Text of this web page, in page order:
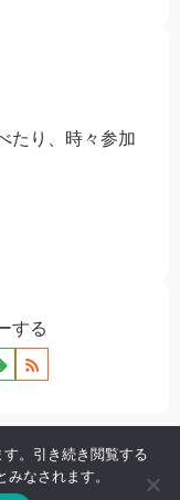
たり、時々参加
する
お問い合わせ
。引き続き閲覧する
なされます。